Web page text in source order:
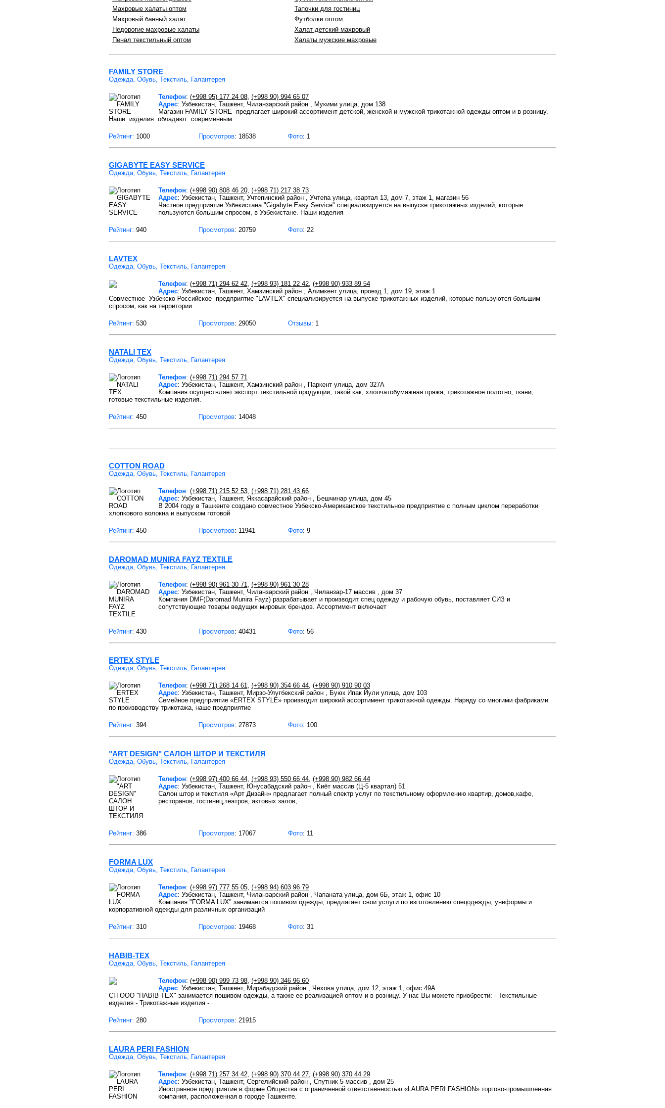
Махровые халаты оптом
Махровый банный халат
Недорогие махровые халаты
Пенал текстильный оптом
Тапочки для гостиниц
Футболки оптом
Халат детский махровый
Халаты мужские махровые
FAMILY STORE
Одежда, Обувь, Текстиль, Галантерея
Телефон: (+998 95) 177 24 08, (+998 90) 994 65 07
Адрес: Узбекистан, Ташкент, Чиланзарский район , Мукими улица, дом 138
Магазин FAMILY STORE предлагает широкий ассортимент детской, женской и мужской трикотажной одежды оптом и в розницу.
Наши изделия обладают современным
Рейтинг: 1000 Просмотров: 18538 Фото: 1
GIGABYTE EASY SERVICE
Одежда, Обувь, Текстиль, Галантерея
Телефон: (+998 90) 808 46 20, (+998 71) 217 38 73
Адрес: Узбекистан, Ташкент, Учтепинский район , Учтепа улица, квартал 13, дом 7, этаж 1, магазин 56
Частное предприятие Узбекистана "Gigabyte Easy Service" специализируется на выпуске трикотажных изделий, которые
пользуются большим спросом, в Узбекистане. Наши изделия
Рейтинг: 940 Просмотров: 20759 Фото: 22
LAVTEX
Одежда, Обувь, Текстиль, Галантерея
Телефон: (+998 71) 294 62 42, (+998 93) 181 22 42, (+998 90) 933 89 54
Адрес: Узбекистан, Ташкент, Хамзинский район , Алимкент улица, проезд 1, дом 19, этаж 1
Совместное Узбекско-Российское предприятие "LAVTEX" специализируется на выпуске трикотажных изделий, которые пользуются большим
спросом, как на территории
Рейтинг: 530 Просмотров: 29050 Отзывы: 1
NATALI TEX
Одежда, Обувь, Текстиль, Галантерея
Телефон: (+998 71) 294 57 71
Адрес: Узбекистан, Ташкент, Хамзинский район , Паркент улица, дом 327А
Компания осуществляет экспорт текстильной продукции, такой как, хлопчатобумажная пряжа, трикотажное полотно, ткани,
готовые текстильные изделия.
Рейтинг: 450 Просмотров: 14048
COTTON ROAD
Одежда, Обувь, Текстиль, Галантерея
Телефон: (+998 71) 215 52 53, (+998 71) 281 43 66
Адрес: Узбекистан, Ташкент, Яккасарайский район , Бешчинар улица, дом 45
В 2004 году в Ташкенте создано совместное Узбекско-Американское текстильное предприятие с полным циклом переработки
хлопкового волокна и выпуском готовой
Рейтинг: 450 Просмотров: 11941 Фото: 9
DAROMAD MUNIRA FAYZ TEXTILE
Одежда, Обувь, Текстиль, Галантерея
Телефон: (+998 90) 961 30 71, (+998 90) 961 30 28
Адрес: Узбекистан, Ташкент, Чиланзарский район , Чиланзар-17 массив , дом 37
Компания DMF(Daromad Munira Fayz) разрабатывает и производит спец одежду и рабочую обувь, поставляет СИЗ и
сопутствующие товары ведущих мировых брендов. Ассортимент включает
Рейтинг: 430 Просмотров: 40431 Фото: 56
ERTEX STYLE
Одежда, Обувь, Текстиль, Галантерея
Телефон: (+998 71) 268 14 61, (+998 90) 354 66 44, (+998 90) 910 90 03
Адрес: Узбекистан, Ташкент, Мирзо-Улугбекский район , Буюк Ипак Йули улица, дом 103
Семейное предприятие «ERTEX STYLE» производит широкий ассортимент трикотажной одежды. Наряду со многими фабриками
по производству трикотажа, наше предприятие
Рейтинг: 394 Просмотров: 27873 Фото: 100
"ART DESIGN" САЛОН ШТОР И ТЕКСТИЛЯ
Одежда, Обувь, Текстиль, Галантерея
Телефон: (+998 97) 400 66 44, (+998 93) 550 66 44, (+998 90) 982 66 44
Адрес: Узбекистан, Ташкент, Юнусабадский район , Киёт массив (Ц-5 квартал) 51
Салон штор и текстиля «Арт Дизайн» предлагает полный спектр услуг по текстильному оформлению квартир, домов,кафе,
ресторанов, гостиниц,театров, актовых залов,
Рейтинг: 386 Просмотров: 17067 Фото: 11
FORMA LUX
Одежда, Обувь, Текстиль, Галантерея
Телефон: (+998 97) 777 55 05, (+998 94) 603 96 79
Адрес: Узбекистан, Ташкент, Чиланзарский район , Чапаната улица, дом 6Б, этаж 1, офис 10
Компания "FORMA LUX" занимается пошивом одежды, предлагает свои услуги по изготовлению спецодежды, униформы и
корпоративной одежды для различных организаций
Рейтинг: 310 Просмотров: 19468 Фото: 31
HABIB-TEX
Одежда, Обувь, Текстиль, Галантерея
Телефон: (+998 90) 999 73 98, (+998 90) 346 96 60
Адрес: Узбекистан, Ташкент, Мирабадский район , Чехова улица, дом 12, этаж 1, офис 49А
СП ООО "HABIB-TEX" занимается пошивом одежды, а также ее реализацией оптом и в розницу. У нас Вы можете приобрести: - Текстильные
изделия - Трикотажные изделия -
Рейтинг: 280 Просмотров: 21915
LAURA PERI FASHION
Одежда, Обувь, Текстиль, Галантерея
Телефон: (+998 71) 257 34 42, (+998 90) 370 44 27, (+998 90) 370 44 29
Адрес: Узбекистан, Ташкент, Сергелийский район , Спутник-5 массив , дом 25
Иностранное предприятие в форме Общества с ограниченной ответственностью «LAURA PERI FASHION» торгово-промышленная
компания, расположенная в городе Ташкенте.